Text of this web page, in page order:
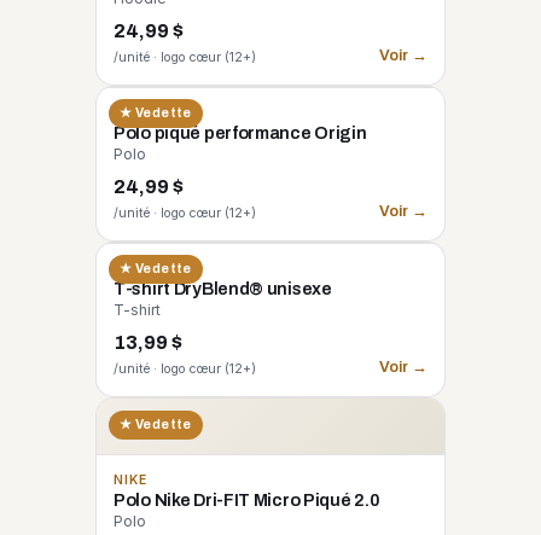
24,99 $
/unité · logo cœur (12+) Voir →
★ Vedette
CORE 365
Polo piqué performance Origin
Polo
24,99 $
/unité · logo cœur (12+) Voir →
★ Vedette
GILDAN
T-shirt DryBlend® unisexe
T-shirt
13,99 $
/unité · logo cœur (12+) Voir →
★ Vedette
NIKE
Polo Nike Dri-FIT Micro Piqué 2.0
Polo